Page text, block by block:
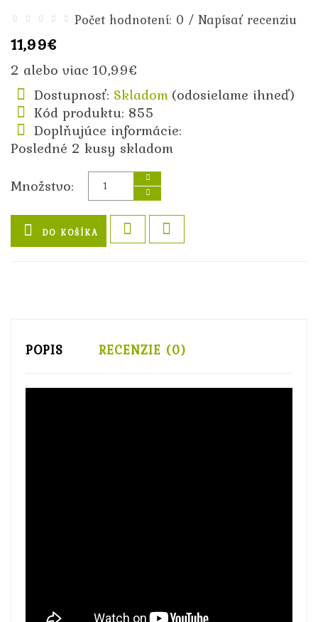
Počet hodnotení: 0 / Napísať recenziu
11,99€
2 alebo viac 10,99€
Dostupnosť: Skladom (odosielame ihneď)
Kód produktu: 855
Doplňujúce informácie:
Posledné 2 kusy skladom
Množstvo:
DO KOŠÍKA
POPIS RECENZIE (0)